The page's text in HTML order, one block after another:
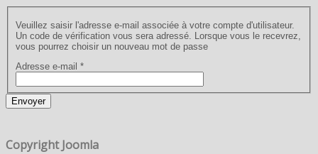
Veuillez saisir l'adresse e-mail associée à votre compte d'utilisateur.
Un code de vérification vous sera adressé. Lorsque vous le recevrez,
vous pourrez choisir un nouveau mot de passe
Adresse e-mail *
Envoyer
Copyright Joomla